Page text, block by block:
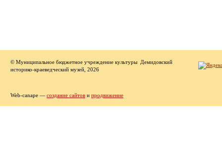
© Муниципальное бюджетное учреждение культуры Демидовский
историко-краеведческий музей, 2026
Web-canape — создание сайтов и продвижение